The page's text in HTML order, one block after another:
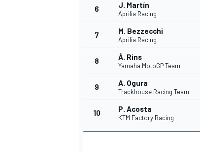
MEER RACEKLASSEN
6 J. Martín
Aprilia Racing
7 M. Bezzecchi
Aprilia Racing
8 Á. Rins
Yamaha MotoGP Team
9 A. Ogura
Trackhouse Racing Team
10 P. Acosta
KTM Factory Racing